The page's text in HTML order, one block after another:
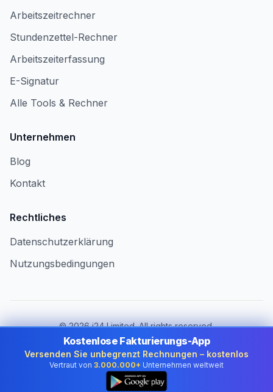
Arbeitszeitrechner
Stundenzettel-Rechner
Arbeitszeiterfassung
E-Signatur
Alle Tools & Rechner
Unternehmen
Blog
Kontakt
Rechtliches
Datenschutzerklärung
Nutzungsbedingungen
©2026i24 Limited. All rights reserved.
Für Unternehmen in Switzerland
Land wechseln:
Switzerland
Kostenlose Fakturierungs-App
Versenden Sie unbegrenzt Rechnungen – kostenlos
Vertraut von 3.000.000+ Unternehmen weltweit